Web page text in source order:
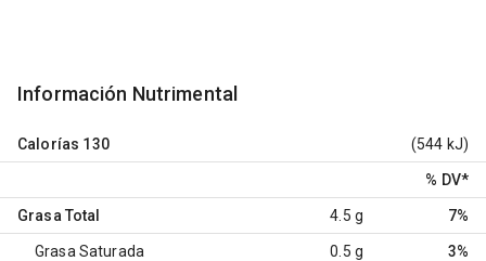
Información Nutrimental
Calorías 130 (544 kJ)
% DV*
Grasa Total 4.5 g 7%
Grasa Saturada 0.5 g 3%